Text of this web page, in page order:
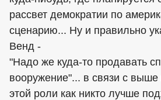
рассвет демократии по
сценарию... Ну и правильно
Венд -
"Надо же куда-то продавать
вооружение"... в связи с
этой роли как никто лучше